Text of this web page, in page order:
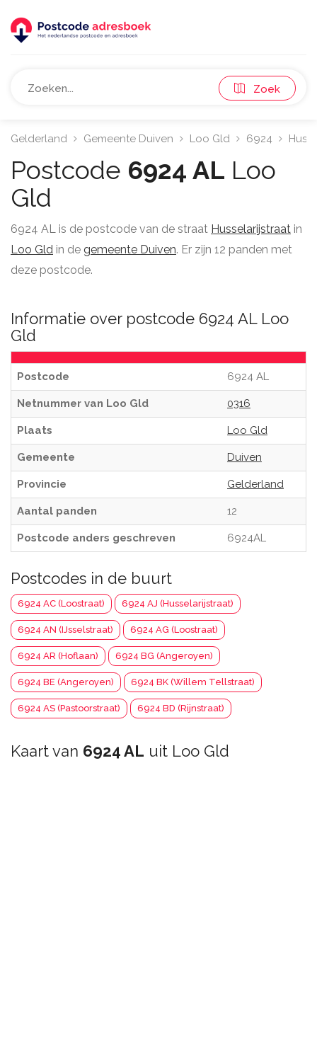
Zoek
Gelderland Gemeente Duiven Loo Gld 6924
Postcode 6924 AL Loo
Gld
6924 AL is de postcode van de straat Husselarijstraat in
Loo Gld in de gemeente Duiven. Er zijn 12 panden met
deze postcode.
Informatie over postcode 6924 AL Loo
Gld
Postcode 6924 AL
Netnummer van Loo Gld 0316
Plaats Loo Gld
Gemeente Duiven
Provincie Gelderland
Aantal panden 12
Postcode anders geschreven 6924AL
Postcodes in de buurt
6924 AC (Loostraat) 6924 AJ (Husselarijstraat)
6924 AN (IJsselstraat) 6924 AG (Loostraat)
6924 AR (Hoflaan) 6924 BG (Angeroyen)
6924 BE (Angeroyen) 6924 BK (Willem Tellstraat)
6924 AS (Pastoorstraat) 6924 BD (Rijnstraat)
Kaart van 6924 AL uit Loo Gld